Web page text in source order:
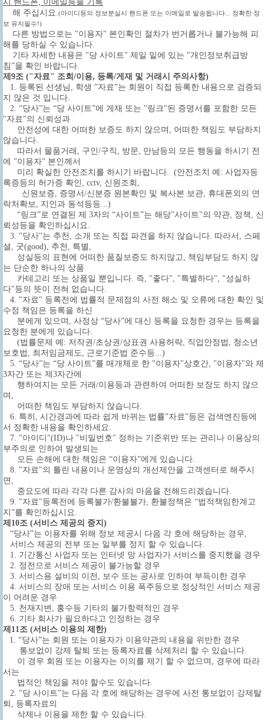
시 핸드폰, 이메일등을 기록
해 주십시요.(아이디등의 정보분실시 핸드폰 또는 이메일로 발송됩니다... 정확한 정
보 유지필수!)
다른 방법으로는 "이용자" 본인확인 절차가 번거롭거나 불가능해 피
해를 당하실 수 있습니다.
기타 자세한 내용은 "당 사이트" 제일 밑에 있는 "개인정보취급방
침”을 확인 바랍니다.
제9조 ("자료" 조회/이용, 등록/게재 및 거래시 주의사항)
1. 등록된 선생님, 학생 ”자료”는 회원이 직접 등록한 내용으로 검증되
지 않은 것 입니다.
2. “당사”는 “당 사이트”에 게재 또는 "링크"된 증명서를 포함한 모든
"자료"의 신뢰성과
안전성에 대한 어떠한 보증도 하지 않으며, 어떠한 책임도 부담하지
않습니다.
따라서 물품거래, 구인/구직, 방문, 만남등의 모든 행동을 하시기 전
에 "이용자" 본인께서
미리 확실한 안전조치를 하시기 바랍니다. (안전조치 예: 사업자등
록증등의 허가증 확인, cctv, 신원조회,
신원보증, 증명서/신분증 원본확인 및 복사본 보관, 휴대폰외의 연
락처확보, 지인과 동석등등...)
“링크”로 연결된 제 3자의 “사이트”는 해당"사이트"의 약관, 정책, 신
뢰성등을 확인하십시요.
3. "당사"는 추천, 소개 또는 직접 파견을 하지 않습니다. 따라서, 스페
셜, 굿(good), 추천, 특별,
성실등의 표현에 어떠한 품질보증도 하지않고, 책임부담도 하지 않
는 단순한 하나의 상품
카테고리 또는 상품일 뿐입니다. 즉, "좋다", "특별하다", "성실하
다"등의 뜻이 전혀 없습니다.
4. "자료" 등록전에 법률적 문제점의 사전 해소 및 오류에 대한 확인 및
수정 책임은 등록을 하신
분에게 있으며, 사정상 “당사”에 대신 등록을 요청한 경우는 등록을
요청한 분에게 있습니다.
(법률문제 예: 저작권/초상권/상표권 사용허락, 직업안정법, 청소년
보호법, 최저임금제도, 근로기준법 준수등...)
5. “당사”는 “당 사이트”를 매개체로 한 "이용자"상호간, "이용자"와 제
3자간 또는 제3자간에
행하여지는 모든 거래/이용등과 관련하여 어떠한 보장도 하지 않으
며,
어떠한 책임도 부담하지 않습니다.
6. 특히, 시간경과에 따라 쉽게 바뀌는 법률"자료"등은 검색엔진등에
서 정확한 내용을 확인하세요.
7. "아이디"(ID)나 "비밀번호" 정하는 기준위반 또는 관리나 이용상의
부주의로 인하여 발생되는
모든 손해에 대한 책임은 “이용자”에게 있습니다.
8. "자료"의 틀린 내용이나 운영상의 개선제안을 고객센터로 해주시
면,
중요도에 따라 각각 다른 감사의 마음을 전해드리겠습니다.
9. "자료"등록전에 등록불가/환불불가, 환불정책은 “법적책임한계고
지”를 확인하십시요.
제10조 (서비스 제공의 중지)
“당사”는 이용자를 위해 정보 제공시 다음 각 호에 해당하는 경우,
서비스 제공의 전부 또는 일부를 정지 할 수 있습니다.
1. 기간통신 사업자 또는 인터넷 망 사업자가 서비스를 중지했을 경우
2. 정전으로 서비스 제공이 불가능할 경우
3. 서비스용 설비의 이전, 보수 또는 공사로 인하여 부득이한 경우
4. 서비스의 장애 또는 서비스 이용 폭주등으로 정상적인 서비스 제공
이 어려운 경우
5. 천재지변, 홍수등 기타의 불가항력적인 경우
6. 기타 회사가 필요하다고 인정하는 경우
제11조 (서비스 이용의 제한)
1. “당사”는 회원 또는 이용자가 이용약관의 내용을 위반한 경우
통보없이 강제 탈퇴 또는 등록자료를 삭제처리 할 수 있습니다.
이 경우 회원 또는 이용자는 이의를 제기 할 수 없으며, 경우에 따라
서는
법적인 책임을 져야 할수도 있습니다.
2. "당 사이트"는 다음 각 호에 해당하는 경우에 사전 통보없이 강제탈
퇴, 등록자료의
삭제나 이용을 제한 할 수 있습니다.